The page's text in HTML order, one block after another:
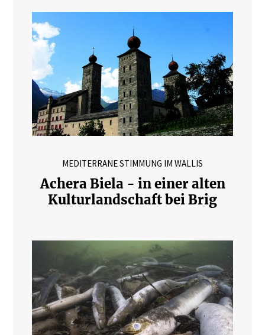
MEDITERRANE STIMMUNG IM WALLIS
Achera Biela - in einer alten
Kulturlandschaft bei Brig